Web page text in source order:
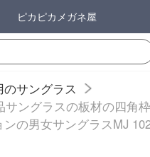
ピカピカメガネ屋
のサングラス
サングラスの板材の四角
の男女サングラスMJ